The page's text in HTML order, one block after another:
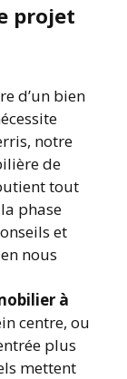
projet
d’un bien
notre
de
tout
phase
et
nous
à
centre, ou
plus
mettent